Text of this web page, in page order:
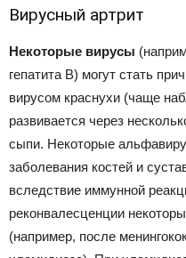
Вирусный артрит
Некоторые вирусы
гепатита В) могут стать
вирусом краснухи (чаще
развивается через
сыпи. Некоторые
заболевания костей и
вследствие иммунной
реконвалесценции
(например, после